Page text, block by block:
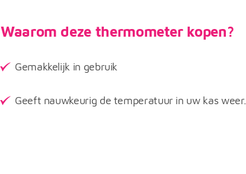
Waarom deze thermometer kopen?
Gemakkelijk in gebruik
Geeft nauwkeurig de temperatuur in uw kas weer.